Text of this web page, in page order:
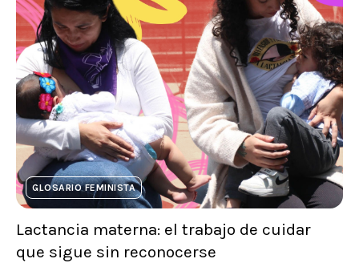
GLOSARIO FEMINISTA
Lactancia materna: el trabajo de cuidar
que sigue sin reconocerse